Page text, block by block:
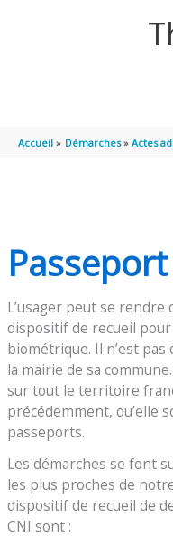
Accueil Démarches Actes
Passeport
L’usager peut se rendre
dispositif de recueil
biométrique. Il n’est
la mairie de sa
sur tout le territoire
précédemment, qu’elle
passeports.
Les démarches se font
les plus proches de
dispositif de recueil de
CNI sont :